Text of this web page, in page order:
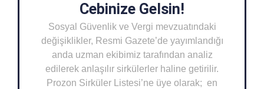
Cebinize Gelsin!
Sosyal Güvenlik ve Vergi mevzuatındaki
değişiklikler, Resmi Gazete’de yayımlandığı
anda uzman ekibimiz tarafından analiz
edilerek anlaşılır sirkülerler haline getirilir.
Prozon Sirküler Listesi’ne üye olarak; en